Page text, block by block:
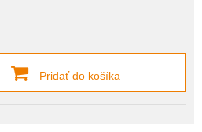
Pridať do košíka